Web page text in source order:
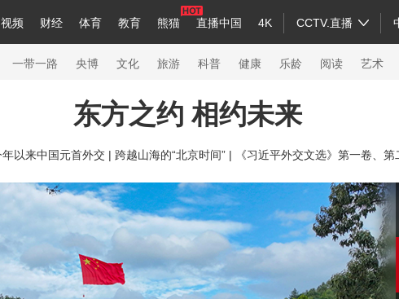
视频 财经 体育 教育 熊猫 直播中国 4K CCTV.直播
中国领导人 央视快评 习式妙语 热解读 天天学习
节目单 听音 微视频 主持人 下载央视影音
English Монгол
一带一路 央博 文化 旅游 科普 健康 乐龄 阅读 艺术
国家大剧院 大型活动
科技 法治 文娱 人物 公益 图片
习式妙语 央视快评 央视网评 光华锐评 锋面
熊猫频道 VR/AR 4K专区 全景新闻
新兵请入列 人生第一次 人生第二次
东方之约 相约未来
以来中国元首外交 | 跨越山海的“北京时间” | 《习近平外交文选》第一卷、